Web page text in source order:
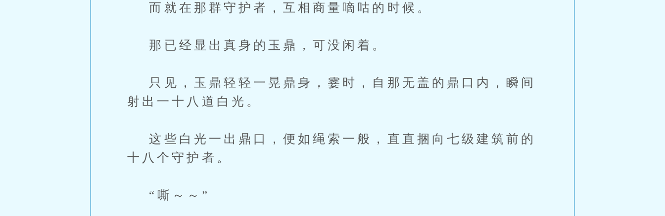
而就在那群守护者，互相商量嘀咕的时候。
那已经显出真身的玉鼎，可没闲着。
只见，玉鼎轻轻一晃鼎身，霎时，自那无盖的鼎口内，瞬间
射出一十八道白光。
这些白光一出鼎口，便如绳索一般，直直捆向七级建筑前的
十八个守护者。
“嘶～～”